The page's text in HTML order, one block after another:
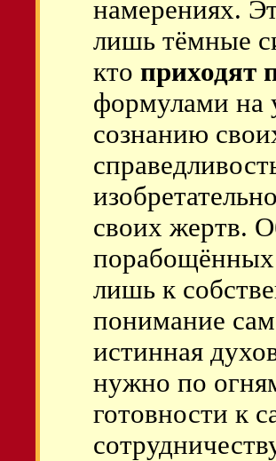
намерениях.
лишь тёмные
кто приходят
формулами на
сознанию
своих жертв.
лишь к
понимание
истинная
нужно по
готовности к